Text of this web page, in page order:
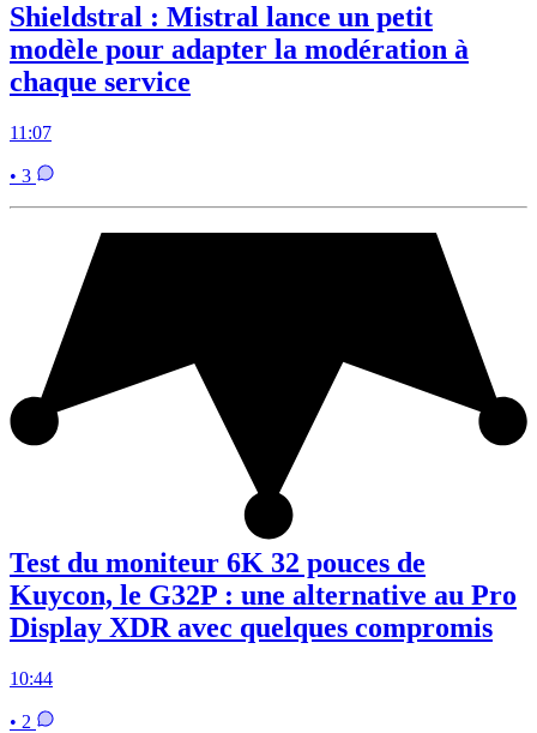
Shieldstral : Mistral lance un petit
modèle pour adapter la modération à
chaque service
11:07
• 3
Test du moniteur 6K 32 pouces de
Kuycon, le G32P : une alternative au Pro
Display XDR avec quelques compromis
10:44
• 2